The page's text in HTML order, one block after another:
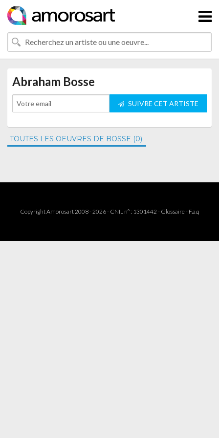
Abraham Bosse
SUIVRE CET ARTISTE
TOUTES LES OEUVRES DE BOSSE (0)
Copyright Amorosart 2008 - 2026 - CNIL n° : 1301442 - Glossaire- F.a.q